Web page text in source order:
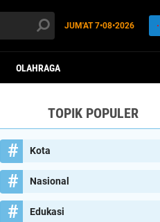
JUM'AT7•08•2026
OLAHRAGA
TOPIK POPULER
Kota
Nasional
Edukasi